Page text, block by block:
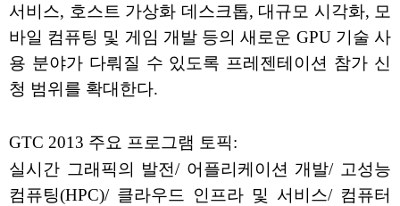
서비스, 호스트 가상화 데스크톱, 대규모 시각화, 모
바일 컴퓨팅 및 게임 개발 등의 새로운 GPU 기술 사
용 분야가 다뤄질 수 있도록 프레젠테이션 참가 신
청 범위를 확대한다.
GTC 2013 주요 프로그램 토픽:
실시간 그래픽의 발전/ 어플리케이션 개발/ 고성능
컴퓨팅(HPC)/ 클라우드 인프라 및 서비스/ 컴퓨터